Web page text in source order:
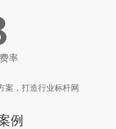
率
案，打造行业标杆网
例